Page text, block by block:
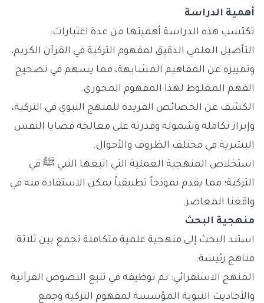
أهمية الدراسة
تكتسب هذه الدراسة أهميتها من عدة اعتبارات:
التأصيل العلمي الدقيق لمفهوم التزكية في القرآن الكريم،
وتمييزه عن المفاهيم المشابهة، مما يسهم في تصحيح
الفهم المغلوط لهذا المفهوم المحوري.
الكشف عن الخصائص الفريدة للمنهج النبوي في التزكية،
وإبراز تكامله وشموله وقدرته على معالجة قضايا النفس
البشرية في مختلف الظروف والأحوال.
استخلاص المنهجية العملية التي اتبعها النبي ﷺ في
التزكية؛ مما يقدم نموذجاً تطبيقياً يمكن الاستفادة منه في
واقعنا المعاصر.
منهجية البحث
استند البحث إلى منهجية علمية متكاملة تجمع بين ثلاثة
مناهج رئيسة:
المنهج الاستقرائي: تم توظيفه في تتبع النصوص القرآنية
والأحاديث النبوية المؤسسة لمفهوم التزكية وجمع